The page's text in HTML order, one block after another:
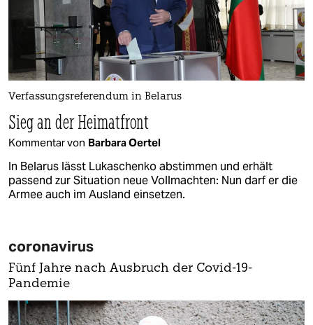
Verfassungsreferendum in Belarus
Sieg an der Heimatfront
Kommentar von Barbara Oertel
In Belarus lässt Lukaschenko abstimmen und erhält
passend zur Situation neue Vollmachten: Nun darf er die
Armee auch im Ausland einsetzen.
coronavirus
Fünf Jahre nach Ausbruch der Covid-19-
Pandemie